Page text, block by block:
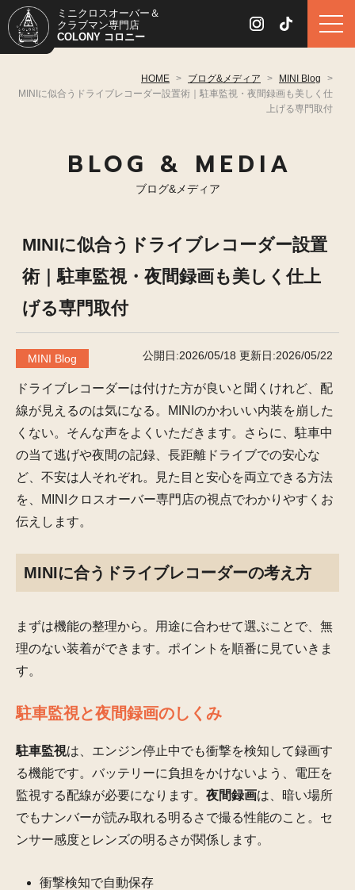
ミニクロスオーバー＆
クラブマン専門店
COLONY コロニー
HOME > ブログ&メディア > MINI Blog
>
MINIに似合うドライブレコーダー設置術｜駐車監視・夜間録画も美しく仕
上げる専門取付
BLOG & MEDIA
ブログ&メディア
MINIに似合うドライブレコーダー設置
術｜駐車監視・夜間録画も美しく仕上
げる専門取付
MINI Blog 公開日:2026/05/18 更新日:2026/05/22
ドライブレコーダーは付けた方が良いと聞くけれど、配
線が見えるのは気になる。MINIのかわいい内装を崩した
くない。そんな声をよくいただきます。さらに、駐車中
の当て逃げや夜間の記録、長距離ドライブでの安心な
ど、不安は人それぞれ。見た目と安心を両立できる方法
を、MINIクロスオーバー専門店の視点でわかりやすくお
伝えします。
MINIに合うドライブレコーダーの考え方
まずは機能の整理から。用途に合わせて選ぶことで、無
理のない装着ができます。ポイントを順番に見ていきま
す。
駐車監視と夜間録画のしくみ
駐車監視は、エンジン停止中でも衝撃を検知して録画す
る機能です。バッテリーに負担をかけないよう、電圧を
監視する配線が必要になります。 夜間録画は、暗い場所
でもナンバーが読み取れる明るさで撮る性能のこと。セ
ンサー感度とレンズの明るさが関係します。
衝撃検知で自動保存